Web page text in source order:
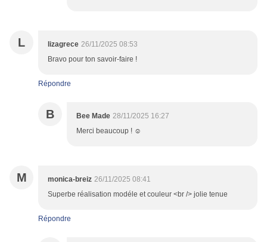
L lizagrece 26/11/2025 08:53
Bravo pour ton savoir-faire !
Répondre
B Bee Made 28/11/2025 16:27
Merci beaucoup ! ☺️
M monica-breiz 26/11/2025 08:41
Superbe réalisation modéle et couleur <br /> jolie tenue
Répondre